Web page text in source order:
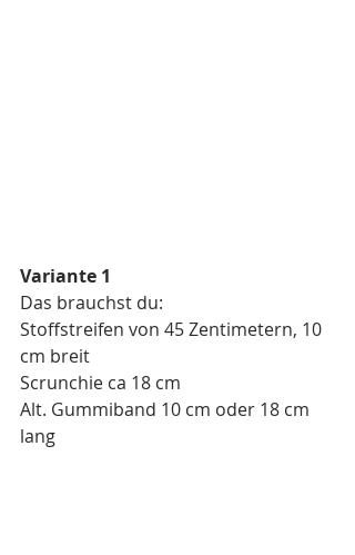
Variante 1
Das brauchst du:
Stoffstreifen von 45 Zentimetern, 10
cm breit
Scrunchie ca 18 cm
Alt. Gummiband 10 cm oder 18 cm
lang